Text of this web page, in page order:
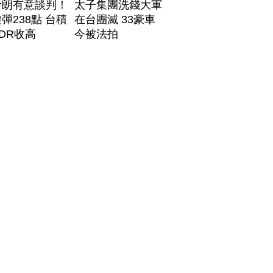
有意談判！
238點 台積
收高
太子集團洗錢大軍
在台團滅 33豪車
今被法拍